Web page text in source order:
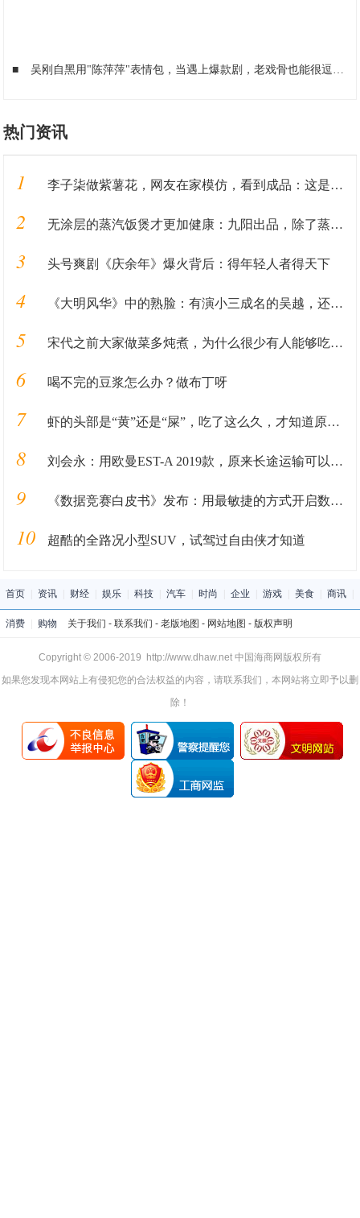
■ 吴刚自黑用"陈萍萍"表情包，当遇上爆款剧，老戏骨也能很逗比
热门资讯
1 李子柒做紫薯花，网友在家模仿，看到成品：这是有毒？
2 无涂层的蒸汽饭煲才更加健康：九阳出品，除了蒸米饭还能做汽锅鸡
3 头号爽剧《庆余年》爆火背后：得年轻人者得天下
4 《大明风华》中的熟脸：有演小三成名的吴越，还有谢广坤的扮演者
5 宋代之前大家做菜多炖煮，为什么很少有人能够吃到炒菜？
6 喝不完的豆浆怎么办？做布丁呀
7 虾的头部是“黄”还是“屎”，吃了这么久，才知道原来吃错了
8 刘会永：用欧曼EST-A 2019款，原来长途运输可以既省又舒适
9 《数据竞赛白皮书》发布：用最敏捷的方式开启数字化转型
10 超酷的全路况小型SUV，试驾过自由侠才知道
首页 资讯 财经 娱乐 科技 汽车 时尚 企业 游戏 美食 商讯
消费 购物 关于我们 - 联系我们 - 老版地图 - 网站地图 - 版权声明
Copyright © 2006-2019 http://www.dhaw.net 中国海商网版权所有
如果您发现本网站上有侵犯您的合法权益的内容，请联系我们，本网站将立即予以删
除！